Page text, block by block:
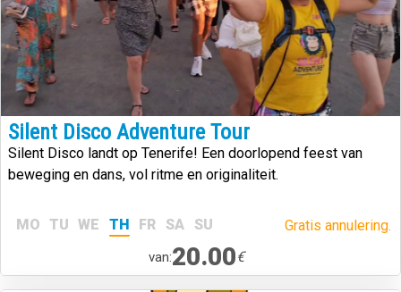
Silent Disco Adventure Tour
Silent Disco landt op Tenerife! Een doorlopend feest van
beweging en dans, vol ritme en originaliteit.
MO TU WE TH FR SA SU Gratis annulering.
van:20.00€